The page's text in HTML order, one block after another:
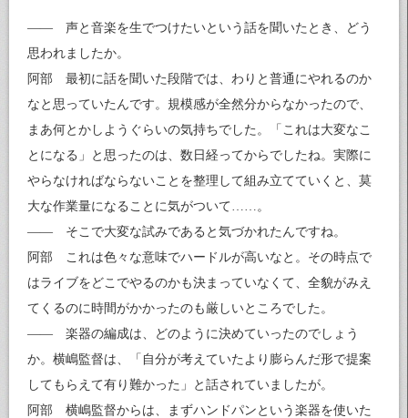
—— 声と音楽を生でつけたいという話を聞いたとき、どう
思われましたか。
阿部 最初に話を聞いた段階では、わりと普通にやれるのか
なと思っていたんです。規模感が全然分からなかったので、
まあ何とかしようぐらいの気持ちでした。「これは大変なこ
とになる」と思ったのは、数日経ってからでしたね。実際に
やらなければならないことを整理して組み立てていくと、莫
大な作業量になることに気がついて……。
—— そこで大変な試みであると気づかれたんですね。
阿部 これは色々な意味でハードルが高いなと。その時点で
はライブをどこでやるのかも決まっていなくて、全貌がみえ
てくるのに時間がかかったのも厳しいところでした。
—— 楽器の編成は、どのように決めていったのでしょう
か。横嶋監督は、「自分が考えていたより膨らんだ形で提案
してもらえて有り難かった」と話されていましたが。
阿部 横嶋監督からは、まずハンドパンという楽器を使いた